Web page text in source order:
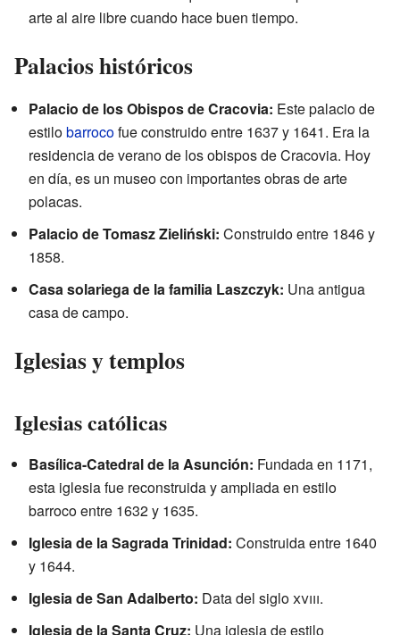
arte al aire libre cuando hace buen tiempo.
Palacios históricos
Palacio de los Obispos de Cracovia: Este palacio de
estilobarrocofue construido entre 1637 y 1641. Era la
residencia de verano de los obispos de Cracovia. Hoy
en día, es un museo con importantes obras de arte
polacas.
Palacio de Tomasz Zieliński: Construido entre 1846 y
1858.
Casa solariega de la familia Laszczyk: Una antigua
casa de campo.
Iglesias y templos
Iglesias católicas
Basílica-Catedral de la Asunción: Fundada en 1171,
esta iglesia fue reconstruida y ampliada en estilo
barroco entre 1632 y 1635.
Iglesia de la Sagrada Trinidad: Construida entre 1640
y 1644.
Iglesia de San Adalberto: Data del sigloxviii.
Iglesia de la Santa Cruz: Una iglesia de estilo